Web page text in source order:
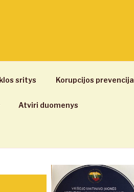
sritys Korupcijos prevencija
Atviri duomenys